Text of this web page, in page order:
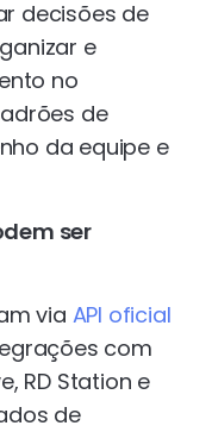
decisões de
e
no
de
da equipe e
ser
via API oficial
com
RD Station e
de